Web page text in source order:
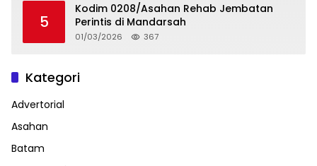
5
Kodim 0208/Asahan Rehab Jembatan
Perintis di Mandarsah
01/03/2026 367
Kategori
Advertorial
Asahan
Batam